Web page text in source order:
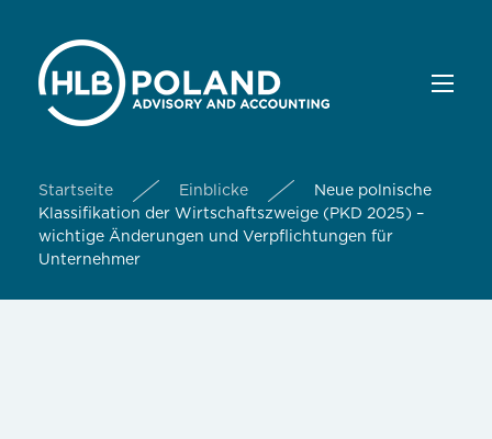
Startseite Einblicke
Neue polnische
Klassifikation der Wirtschaftszweige (PKD 2025) –
wichtige Änderungen und Verpflichtungen für
Unternehmer